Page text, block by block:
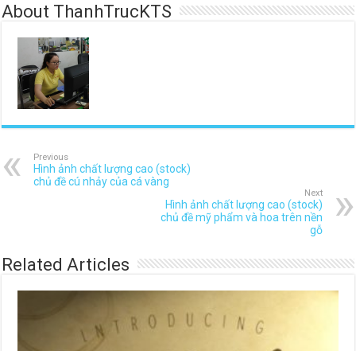
About ThanhTrucKTS
Previous
Hình ảnh chất lượng cao (stock)
chủ đề cú nhảy của cá vàng
Next
Hình ảnh chất lượng cao (stock)
chủ đề mỹ phẩm và hoa trên nền
gỗ
Related Articles